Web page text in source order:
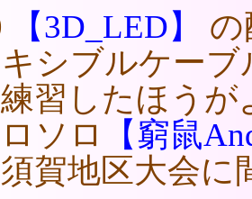
【3D_LED】
の
シブルケー
習したほうが
ソロ
【窮鼠
賀地区大会